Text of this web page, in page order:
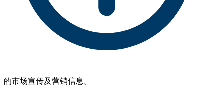
的市场宣传及营销信息。